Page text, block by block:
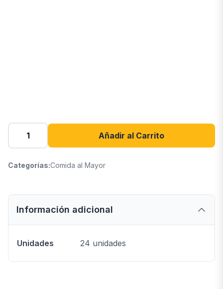
Añadir al Carrito
Categorías:Comida al Mayor
Información adicional
Unidades 24 unidades